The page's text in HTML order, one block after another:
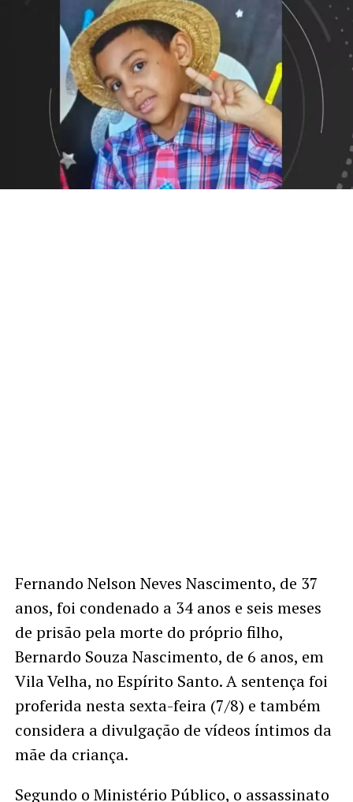
Fernando Nelson Neves Nascimento, de 37
anos, foi condenado a 34 anos e seis meses
de prisão pela morte do próprio filho,
Bernardo Souza Nascimento, de 6 anos, em
Vila Velha, no Espírito Santo. A sentença foi
proferida nesta sexta-feira (7/8) e também
considera a divulgação de vídeos íntimos da
mãe da criança.
Segundo o Ministério Público, o assassinato